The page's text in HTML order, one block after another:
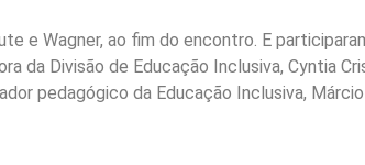
e Wagner, ao fim do encontro. E
da Divisão de Educação Inclusiva, Cyntia
pedagógico da Educação Inclusiva,